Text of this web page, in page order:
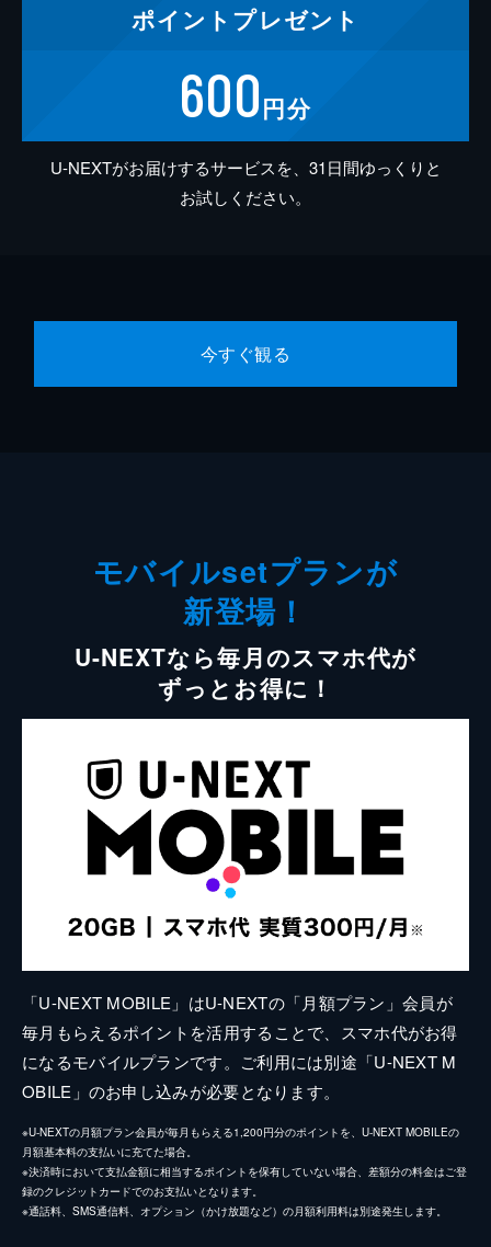
ポイント プレゼント
600円分
U-NEXTがお届けするサービスを、31日間ゆっくりと
お試しください。
今すぐ観る
モバイルsetプランが
新登場！
U-NEXTなら毎月のスマホ代が
ずっとお得に！
「U-NEXT MOBILE」はU-NEXTの「月額プラン」会員が
毎月もらえるポイントを活用することで、スマホ代がお得
になるモバイルプランです。ご利用には別途「U-NEXT M
OBILE」のお申し込みが必要となります。
※U-NEXTの月額プラン会員が毎月もらえる1,200円分のポイントを、U-NEXT MOBILEの
月額基本料の支払いに充てた場合。
※決済時において支払金額に相当するポイントを保有していない場合、差額分の料金はご登
録のクレジットカードでのお支払いとなります。
※通話料、SMS通信料、オプション（かけ放題など）の月額利用料は別途発生します。